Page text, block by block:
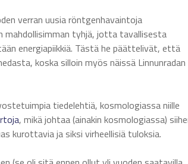
verran uusia röntgenhavaintoja
mahdollisimman tyhjä, jotta tavallisesta
energiapiikkiä. Tästä he päättelivät, että
koska silloin myös näissä Linnunradan
tiedelehtiä, kosmologiassa niille
, mikä johtaa (ainakin kosmologiassa)
kurottavia ja siksi virheellisiä tuloksia.